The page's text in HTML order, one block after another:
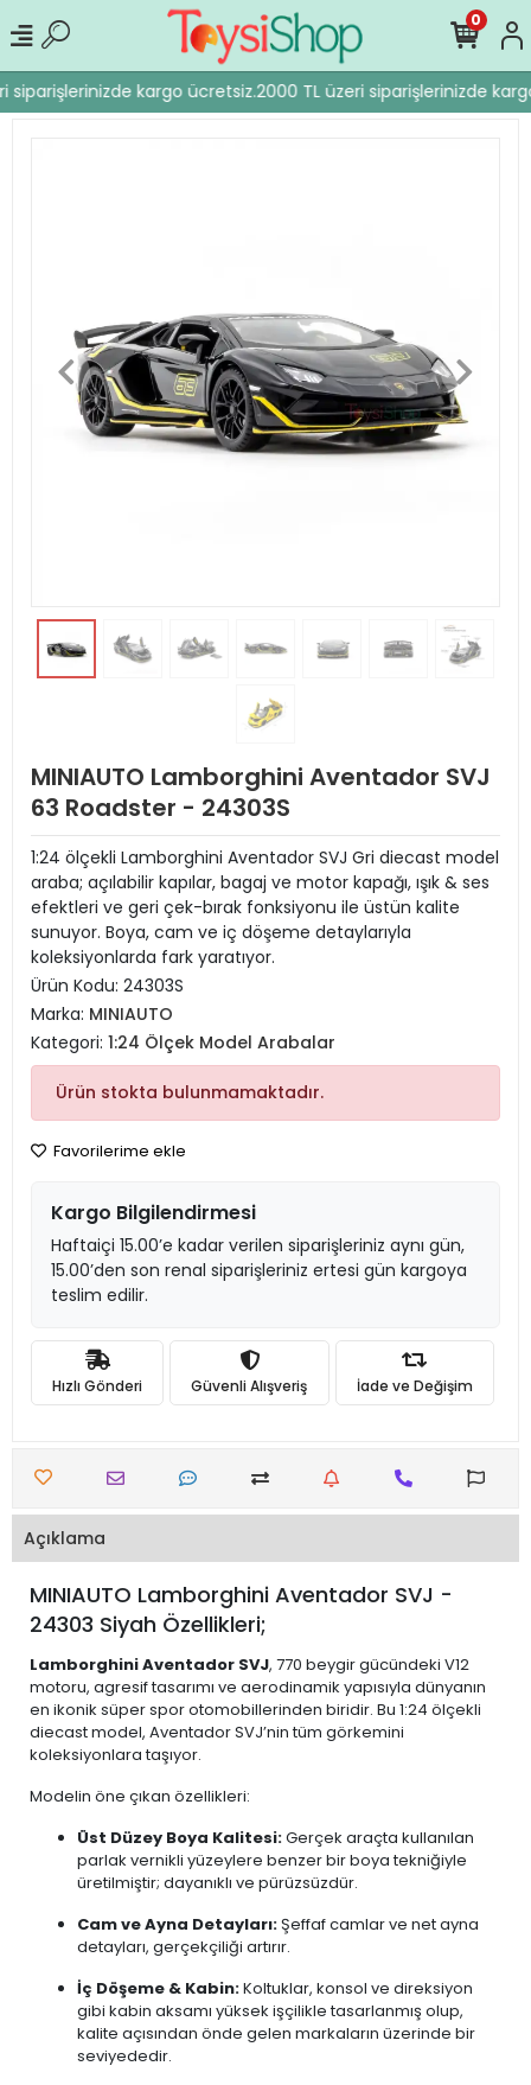
siparişlerinizde kargo ücretsiz.2000 TL üzeri siparişlerinizde
0
MINIAUTO Lamborghini Aventador SVJ
63 Roadster - 24303S
1:24 ölçekli Lamborghini Aventador SVJ Gri diecast model
araba; açılabilir kapılar, bagaj ve motor kapağı, ışık & ses
efektleri ve geri çek-bırak fonksiyonu ile üstün kalite
sunuyor. Boya, cam ve iç döşeme detaylarıyla
koleksiyonlarda fark yaratıyor.
Ürün Kodu: 24303S
Marka: MINIAUTO
Kategori: 1:24 Ölçek Model Arabalar
Ürün stokta bulunmamaktadır.
Favorilerime ekle
Kargo Bilgilendirmesi
Haftaiçi 15.00’e kadar verilen siparişleriniz aynı gün,
15.00’den son renal siparişleriniz ertesi gün kargoya
teslim edilir.
Hızlı Gönderi Güvenli Alışveriş İade ve Değişim
Açıklama
MINIAUTO Lamborghini Aventador SVJ -
24303 Siyah Özellikleri;
Lamborghini Aventador SVJ, 770 beygir gücündeki V12
motoru, agresif tasarımı ve aerodinamik yapısıyla dünyanın
en ikonik süper spor otomobillerinden biridir. Bu 1:24 ölçekli
diecast model, Aventador SVJ’nin tüm görkemini
koleksiyonlara taşıyor.
Modelin öne çıkan özellikleri:
Üst Düzey Boya Kalitesi:Gerçek araçta kullanılan
parlak vernikli yüzeylere benzer bir boya tekniğiyle
üretilmiştir; dayanıklı ve pürüzsüzdür.
Cam ve Ayna Detayları:Şeffaf camlar ve net ayna
detayları, gerçekçiliği artırır.
İç Döşeme & Kabin:Koltuklar, konsol ve direksiyon
gibi kabin aksamı yüksek işçilikle tasarlanmış olup,
kalite açısından önde gelen markaların üzerinde bir
seviyededir.